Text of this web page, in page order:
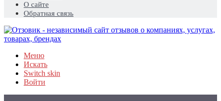
О сайте
Обратная связь
Меню
Искать
Switch skin
Войти